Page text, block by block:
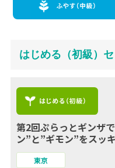
はじめる（初級）
第2回ぷらっとギンザ
ン”と”ギモン”をスッ
東京